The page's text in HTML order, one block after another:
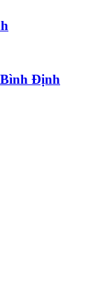
Định